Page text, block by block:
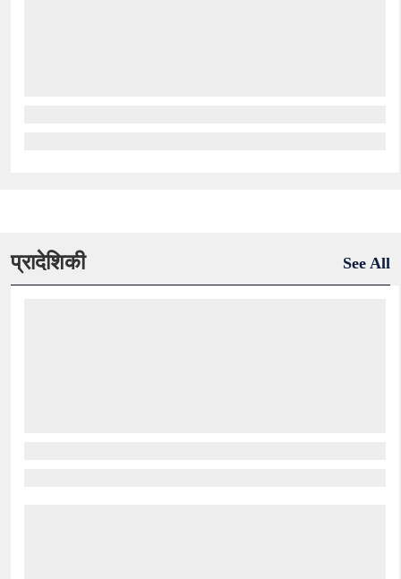
प्रादेशिकी See All